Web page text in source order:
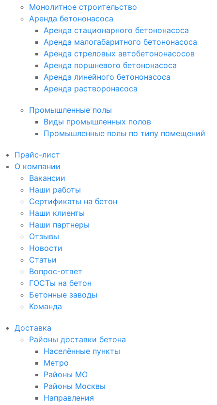
Монолитное строительство
Аренда бетононасоса
Аренда стационарного бетононасоса
Аренда малогабаритного бетононасоса
Аренда стреловых автобетононасосов
Аренда поршневого бетононасоса
Аренда линейного бетононасоса
Аренда растворонасоса
Промышленные полы
Виды промышленных полов
Промышленные полы по типу помещений
Прайс-лист
О компании
Вакансии
Наши работы
Сертификаты на бетон
Наши клиенты
Наши партнеры
Отзывы
Новости
Статьи
Вопрос-ответ
ГОСТы на бетон
Бетонные заводы
Команда
Доставка
Районы доставки бетона
Населённые пункты
Метро
Районы МО
Районы Москвы
Направления